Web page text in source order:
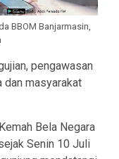
BBOM Banjarmasin,
pengawasan
masyarakat
Bela Negara
Senin 10 Juli